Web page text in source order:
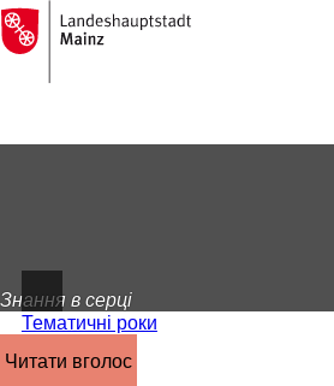
Перейти до змісту
На
головну
сторінку
Знання в серці
Тематичні роки
читати вголос